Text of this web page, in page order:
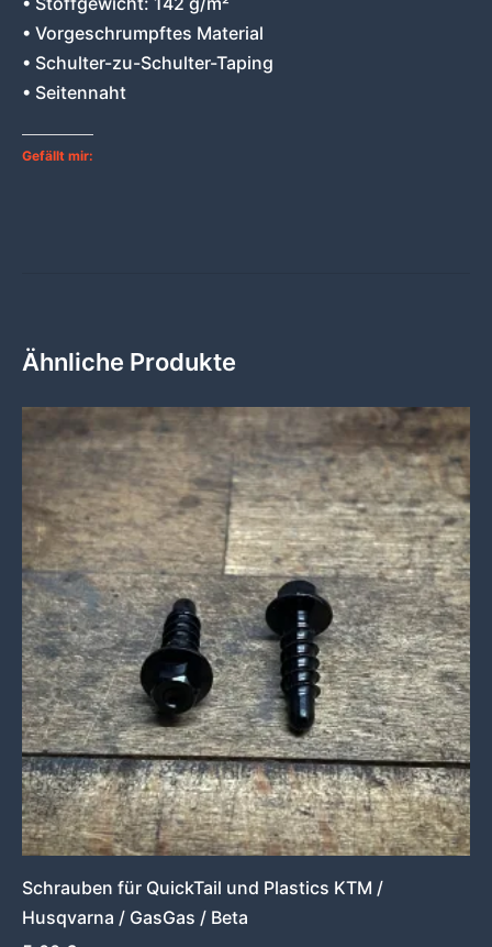
• Vorgeschrumpftes Material
• Schulter-zu-Schulter-Taping
• Seitennaht
Gefällt mir:
Ähnliche Produkte
Schrauben für QuickTail und Plastics KTM /
Husqvarna / GasGas / Beta